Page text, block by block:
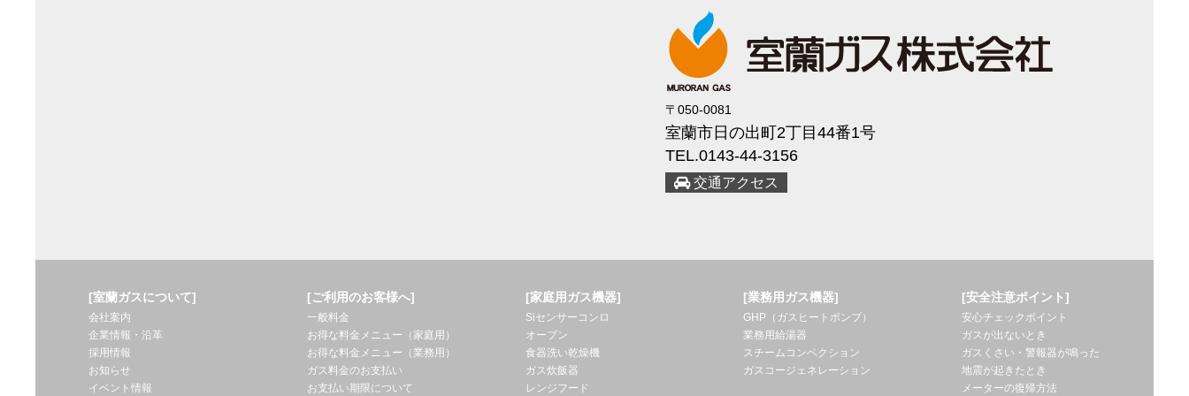
〒050-0081
室蘭市日の出町2丁目44番1号
TEL.0143-44-3156
交通アクセス
[室蘭ガスについて]
会社案内
企業情報・沿革
採用情報
お知らせ
イベント情報
[ご利用のお客様へ]
一般料金
お得な料金メニュー（家庭用）
お得な料金メニュー（業務用）
ガス料金のお支払い
お支払い期限について
[家庭用ガス機器]
Siセンサーコンロ
オーブン
食器洗い乾燥機
ガス炊飯器
レンジフード
[業務用ガス機器]
GHP（ガスヒートポンプ）
業務用給湯器
スチームコンベクション
ガスコージェネレーション
[安全注意ポイント]
安心チェックポイント
ガスが出ないとき
ガスくさい・警報器が鳴った
地震が起きたとき
メーターの復帰方法